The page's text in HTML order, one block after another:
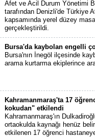
Afet ve Acil Durum Yönetimi
tarafından Denizli'de Türkiye
kapsamında yerel düzey
gerçekleştirildi.
Bursa'da kaybolan engelli
Bursa'nın İnegöl ilçesinde
arama kurtarma ekiplerince
Kahramanmaraş'ta 17
kokudan" etkilendi
Kahramanmaraş'ın
ortaokulda kaynağı henüz
etkilenen 17 öğrenci hastaneye